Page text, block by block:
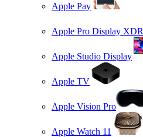
Apple Pay
Apple Pro Display XDR
Apple Studio Display
Apple TV
Apple Vision Pro
Apple Watch 11